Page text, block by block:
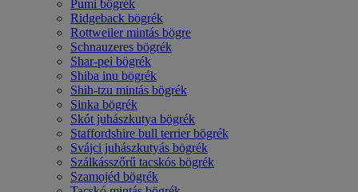
Pumi bögrék
Ridgeback bögrék
Rottweiler mintás bögre
Schnauzeres bögrék
Shar-pei bögrék
Shiba inu bögrék
Shih-tzu mintás bögrék
Sinka bögrék
Skót juhászkutya bögrék
Staffordshire bull terrier bögrék
Svájci juhászkutyás bögrék
Szálkásszőrű tacskós bögrék
Szamojéd bögrék